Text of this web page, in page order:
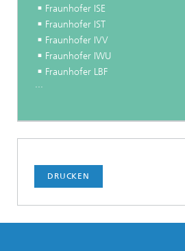
Fraunhofer ISE
Fraunhofer IST
Fraunhofer IVV
Fraunhofer IWU
Fraunhofer LBF
...
DRUCKEN